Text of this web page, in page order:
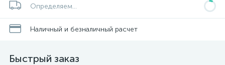
Определяем...
Наличный и безналичный расчет
Быстрый заказ